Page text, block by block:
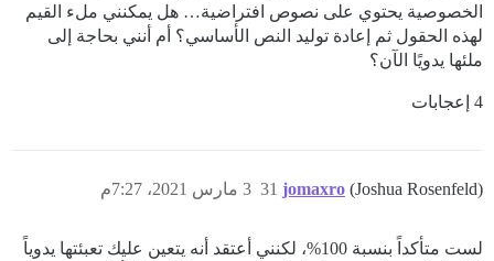
الخصوصية يحتوي على نصوص افتراضية… هل يمكنني ملء القيم
لهذه الحقول ثم إعادة توليد النص الأساسي؟ أم أنني بحاجة إلى
ملئها يدويًا الآن؟
4 إعجابات
jomaxro (Joshua Rosenfeld) 3 مارس 2021، 7:27م 31
لست متأكداً بنسبة 100%، لكنني أعتقد أنه يتعين عليك تعبئتها يدوياً